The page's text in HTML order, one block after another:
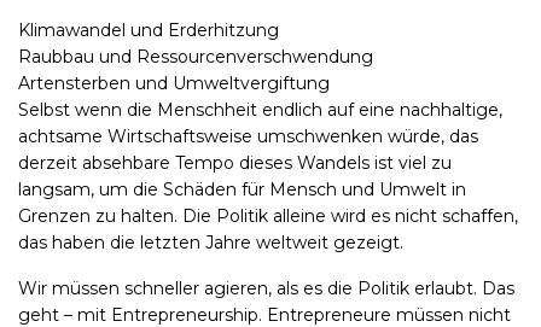
Klimawandel und Erderhitzung
Raubbau und Ressourcenverschwendung
Artensterben und Umweltvergiftung
Selbst wenn die Menschheit endlich auf eine nachhaltige,
achtsame Wirtschaftsweise umschwenken würde, das
derzeit absehbare Tempo dieses Wandels ist viel zu
langsam, um die Schäden für Mensch und Umwelt in
Grenzen zu halten. Die Politik alleine wird es nicht schaffen,
das haben die letzten Jahre weltweit gezeigt.
Wir müssen schneller agieren, als es die Politik erlaubt. Das
geht – mit Entrepreneurship. Entrepreneure müssen nicht